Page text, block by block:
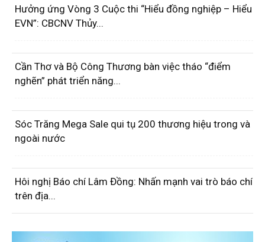
Hưởng ứng Vòng 3 Cuộc thi “Hiểu đồng nghiệp – Hiểu
EVN”: CBCNV Thủy...
Cần Thơ và Bộ Công Thương bàn việc tháo “điểm
nghẽn” phát triển năng...
Sóc Trăng Mega Sale qui tụ 200 thương hiệu trong và
ngoài nước
Hôi nghị Báo chí Lâm Đồng: Nhấn mạnh vai trò báo chí
trên địa...